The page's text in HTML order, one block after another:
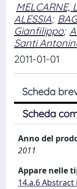
MELCARNE,
ALESSIA;
Gianfilippo;
Santi
2011-01-01
Scheda
Scheda
Anno del
2011
Appare nelle
14.a.6